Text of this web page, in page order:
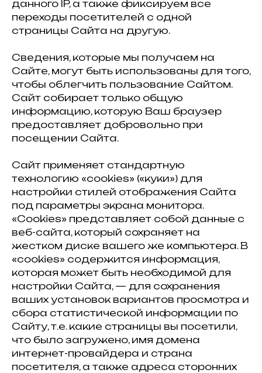
данного IP, а также фиксируем все
переходы посетителей с одной
страницы Сайта на другую.
Сведения, которые мы получаем на
Сайте, могут быть использованы для того,
чтобы облегчить пользование Сайтом.
Сайт собирает только общую
информацию, которую Ваш браузер
предоставляет добровольно при
посещении Сайта.
Сайт применяет стандартную
технологию «cookies» («куки») для
настройки стилей отображения Сайта
под параметры экрана монитора.
«Сookies» представляет собой данные с
веб-сайта, который сохраняет на
жестком диске вашего же компьютера. В
«cookies» содержится информация,
которая может быть необходимой для
настройки Сайта, — для сохранения
ваших установок вариантов просмотра и
сбора статистической информации по
Сайту, т.е. какие страницы вы посетили,
что было загружено, имя домена
интернет-провайдера и страна
посетителя, а также адреса сторонних